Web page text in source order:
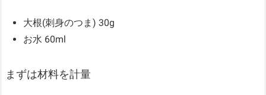
大根(刺身のつま) 30g
お水 60ml
まずは材料を計量